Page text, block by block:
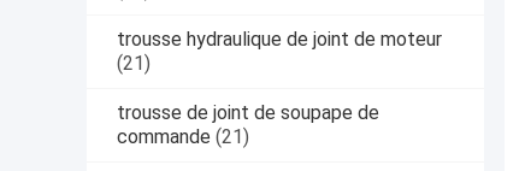
trousse hydraulique de joint de moteur
(21)
trousse de joint de soupape de
commande (21)